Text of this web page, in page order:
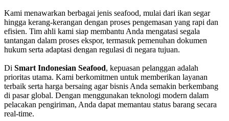
Kami menawarkan berbagai jenis seafood, mulai dari ikan segar
hingga kerang-kerangan dengan proses pengemasan yang rapi dan
efisien. Tim ahli kami siap membantu Anda mengatasi segala
tantangan dalam proses ekspor, termasuk pemenuhan dokumen
hukum serta adaptasi dengan regulasi di negara tujuan.
Di Smart Indonesian Seafood, kepuasan pelanggan adalah
prioritas utama. Kami berkomitmen untuk memberikan layanan
terbaik serta harga bersaing agar bisnis Anda semakin berkembang
di pasar global. Dengan menggunakan teknologi modern dalam
pelacakan pengiriman, Anda dapat memantau status barang secara
real-time.